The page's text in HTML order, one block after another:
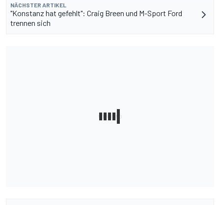
NÄCHSTER ARTIKEL
"Konstanz hat gefehlt": Craig Breen und M-Sport Ford
trennen sich